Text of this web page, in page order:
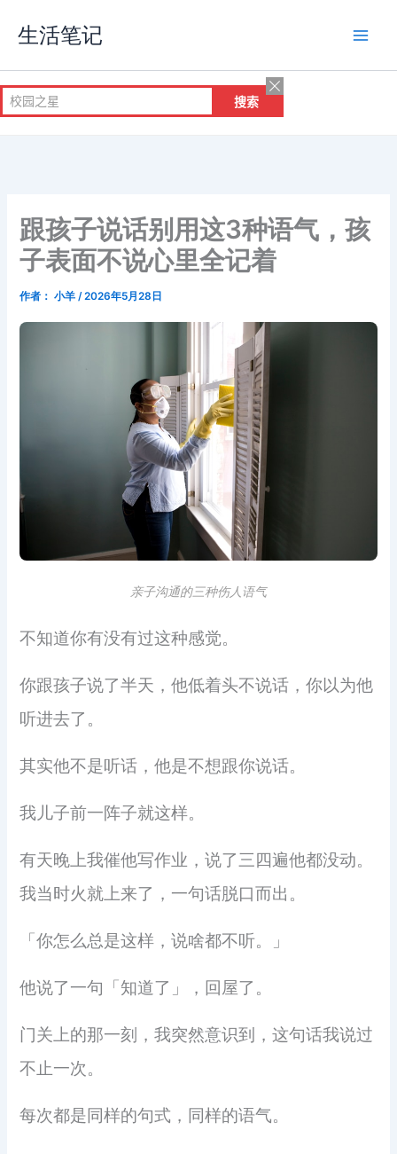
容
生活笔记
跟孩子说话别用这3种语气，孩
子表面不说心里全记着
作者： 小羊/2026年5月28日
亲子沟通的三种伤人语气
不知道你有没有过这种感觉。
你跟孩子说了半天，他低着头不说话，你以为他
听进去了。
其实他不是听话，他是不想跟你说话。
我儿子前一阵子就这样。
有天晚上我催他写作业，说了三四遍他都没动。
我当时火就上来了，一句话脱口而出。
「你怎么总是这样，说啥都不听。」
他说了一句「知道了」，回屋了。
门关上的那一刻，我突然意识到，这句话我说过
不止一次。
每次都是同样的句式，同样的语气。